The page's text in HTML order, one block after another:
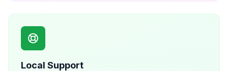
Local Support